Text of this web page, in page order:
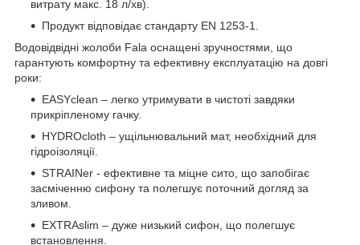
витрату макс. 18 л/хв).
Продукт відповідає стандарту EN 1253-1.
Водовідвідні жолоби Fala оснащені зручностями, що
гарантують комфортну та ефективну експлуатацію на довгі
роки:
EASYclean – легко утримувати в чистоті завдяки
прикріпленому гачку.
HYDROcloth – ущільнювальний мат, необхідний для
гідроізоляції.
STRAINer - ефективне та міцне сито, що запобігає
засміченню сифону та полегшує поточний догляд за
зливом.
EXTRAslim – дуже низький сифон, що полегшує
встановлення.